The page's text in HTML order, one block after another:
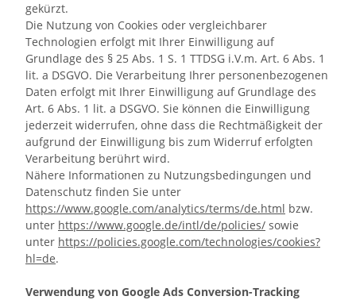
gekürzt.
Die Nutzung von Cookies oder vergleichbarer
Technologien erfolgt mit Ihrer Einwilligung auf
Grundlage des § 25 Abs. 1 S. 1 TTDSG i.V.m. Art. 6 Abs. 1
lit. a DSGVO. Die Verarbeitung Ihrer personenbezogenen
Daten erfolgt mit Ihrer Einwilligung auf Grundlage des
Art. 6 Abs. 1 lit. a DSGVO. Sie können die Einwilligung
jederzeit widerrufen, ohne dass die Rechtmäßigkeit der
aufgrund der Einwilligung bis zum Widerruf erfolgten
Verarbeitung berührt wird.
Nähere Informationen zu Nutzungsbedingungen und
Datenschutz finden Sie unter
https://www.google.com/analytics/terms/de.html bzw.
unter https://www.google.de/intl/de/policies/ sowie
unter https://policies.google.com/technologies/cookies?
hl=de.
Verwendung von Google Ads Conversion-Tracking